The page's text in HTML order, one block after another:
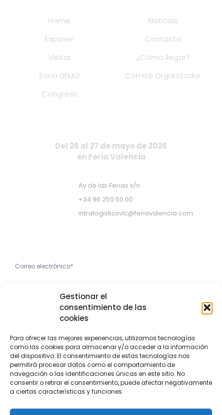
Gestionar el
consentimiento de las
cookies
Para ofrecer las mejores experiencias, utilizamos tecnologías
como las cookies para almacenar y/o acceder a la información
del dispositivo. El consentimiento de estas tecnologías nos
permitirá procesar datos como el comportamiento de
navegación o las identificaciones únicas en este sitio. No
consentir o retirar el consentimiento, puede afectar negativamente
a ciertas características y funciones.
Home
Exponer
Visitar
Zona DEMO
Congress
Noticias
Contacto
¿Cómo llegar?
Comité Organizador
Del 26 al 27 de mayo de 2026
en Feria Valencia
Av de las Ferias s/n
+34 96 250 50 00
intralogisticsvlc@feriavalencia.com
Política de Privacidad
Apúntame
Copyright © 2023 Feria Valencia
Aviso LegalPolítica de privacidadPolítica de cookies